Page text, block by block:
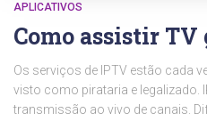
APLICATIVOS
Como assistir
Os serviços de IPTV estão cada
visto como pirataria e legalizado.
transmissão ao vivo de canais.